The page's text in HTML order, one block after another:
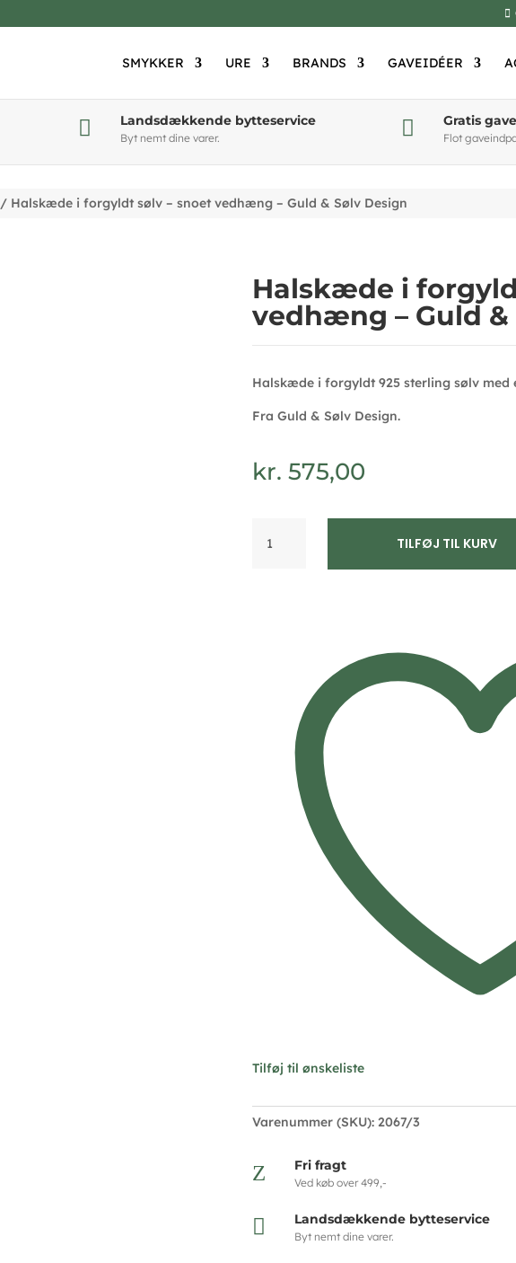
SMYKKER URE BRANDS GAVEIDÉER
 Landsdækkende bytteservice
Byt nemt dine varer.  Gratis
Flot
/ Halskæde i forgyldt sølv – snoet vedhæng – Guld & Sølv Design
Halskæde i
vedhæng – Guld &
Halskæde i forgyldt 925 sterling sølv
Fra Guld & Sølv Design.
kr. 575,00
TILFØJ TIL KURV
Tilføj til ønskeliste
Varenummer (SKU): 2067/3
Z Fri fragt
Ved køb over 499,-
 Landsdækkende bytteservice
Byt nemt dine varer.